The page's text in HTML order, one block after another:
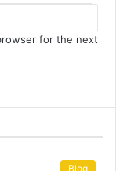
for the next
Blog